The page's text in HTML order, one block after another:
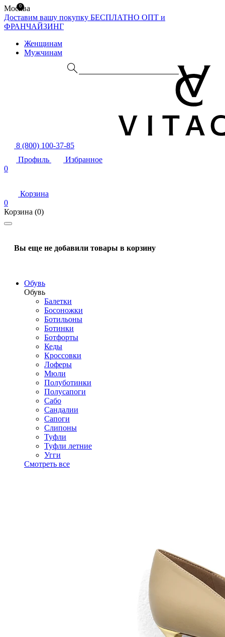
Москва
Доставим вашу покупку БЕСПЛАТНО ОПТ и
ФРАНЧАЙЗИНГ
Женщинам
Мужчинам
8 (800) 100-37-85
Профиль
Избранное
0
Корзина
0
Корзина (0)
Вы еще не добавили товары в корзину
Обувь
Обувь
Балетки
Босоножки
Ботильоны
Ботинки
Ботфорты
Кеды
Кроссовки
Лоферы
Мюли
Полуботинки
Полусапоги
Сабо
Сандалии
Сапоги
Слипоны
Туфли
Туфли летние
Угги
Смотреть все
0